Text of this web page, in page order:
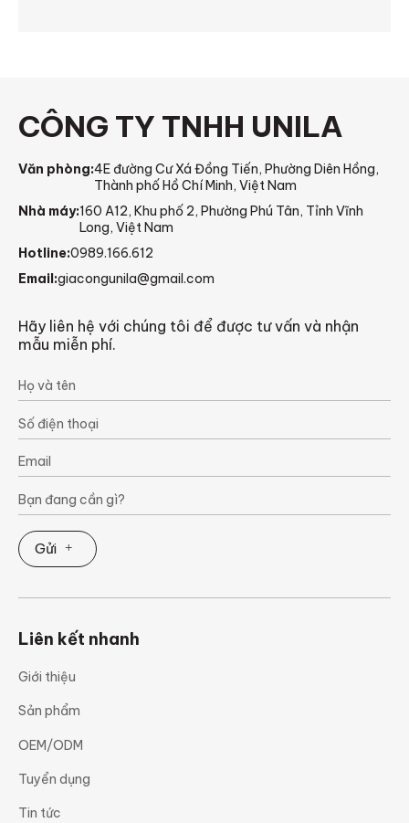
CÔNG TY TNHH UNILA
Văn phòng:4E đường Cư Xá Đồng Tiến, Phường Diên Hồng,
Thành phố Hồ Chí Minh, Việt Nam
Nhà máy:160 A12, Khu phố 2, Phường Phú Tân, Tỉnh Vĩnh
Long, Việt Nam
Hotline:0989.166.612
Email:giacongunila@gmail.com
Hãy liên hệ với chúng tôi để được tư vấn và nhận
mẫu miễn phí.
Gửi
Liên kết nhanh
Giới thiệu
Sản phẩm
OEM/ODM
Tuyển dụng
Tin tức